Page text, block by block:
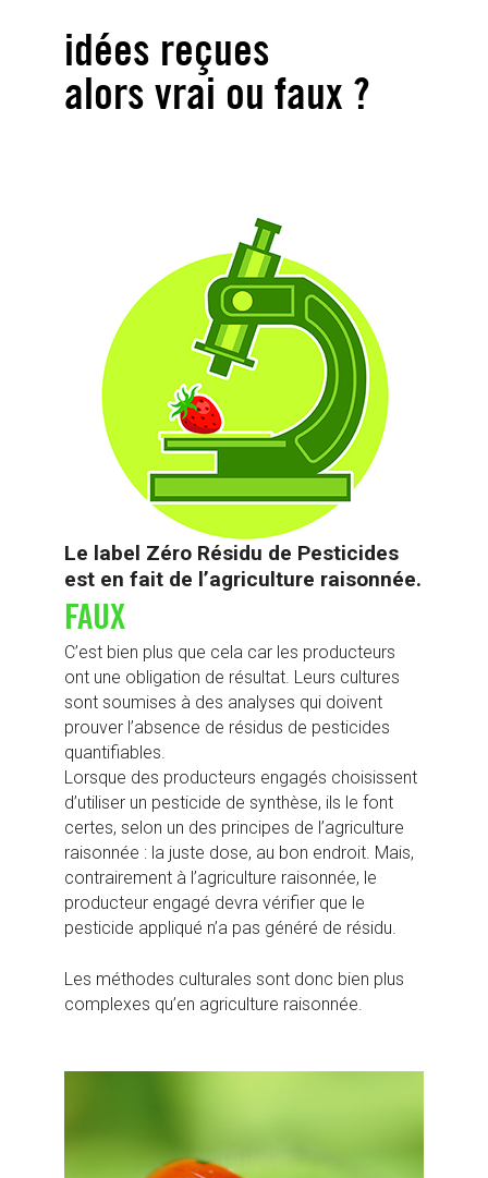
idées reçues
alors vrai ou faux ?
Le label Zéro Résidu de Pesticides
est en fait de l’agriculture raisonnée.
FAUX
C’est bien plus que cela car les producteurs
ont une obligation de résultat. Leurs cultures
sont soumises à des analyses qui doivent
prouver l’absence de résidus de pesticides
quantifiables.
Lorsque des producteurs engagés choisissent
d’utiliser un pesticide de synthèse, ils le font
certes, selon un des principes de l’agriculture
raisonnée : la juste dose, au bon endroit. Mais,
contrairement à l’agriculture raisonnée, le
producteur engagé devra vérifier que le
pesticide appliqué n’a pas généré de résidu.
Les méthodes culturales sont donc bien plus
complexes qu’en agriculture raisonnée.